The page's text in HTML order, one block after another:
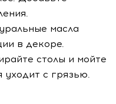
масла
в декоре.
столы и мойте
уходит с грязью.